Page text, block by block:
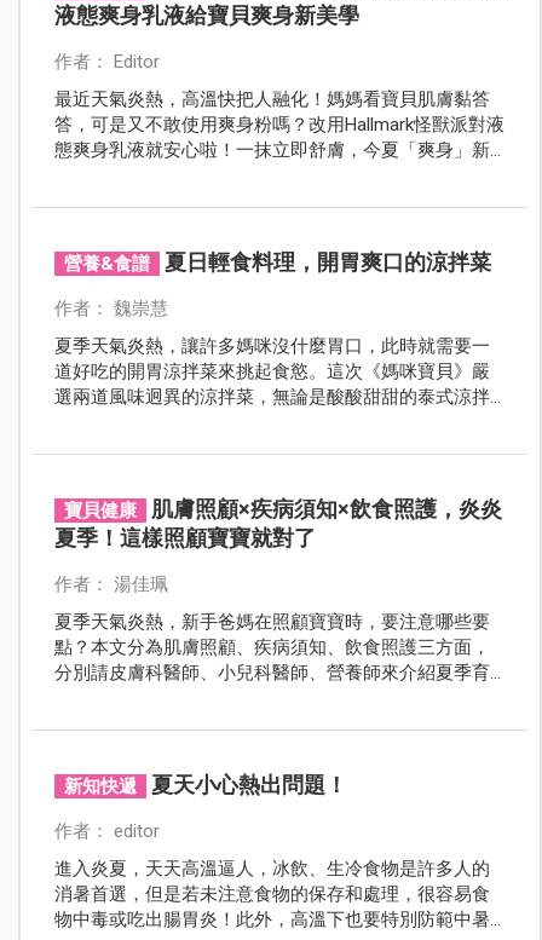
液態爽身乳液給寶貝爽身新美學
作者： Editor
最近天氣炎熱，高溫快把人融化！媽媽看寶貝肌膚黏答
答，可是又不敢使用爽身粉嗎？改用Hallmark怪獸派對液
態爽身乳液就安心啦！一抹立即舒膚，今夏「爽身」新
營養&食譜 夏日輕食料理，開胃爽口的涼拌菜
作者： 魏崇慧
夏季天氣炎熱，讓許多媽咪沒什麼胃口，此時就需要一
道好吃的開胃涼拌菜來挑起食慾。這次《媽咪寶貝》嚴
選兩道風味迥異的涼拌菜，無論是酸酸甜甜的泰式涼拌
寶貝健康
肌膚照顧×疾病須知×飲食照護，炎炎
夏季！這樣照顧寶寶就對了
作者： 湯佳珮
夏季天氣炎熱，新手爸媽在照顧寶寶時，要注意哪些要
點？本文分為肌膚照顧、疾病須知、飲食照護三方面，
分別請皮膚科醫師、小兒科醫師、營養師來介紹夏季育
新知快遞 夏天小心熱出問題！
作者： editor
進入炎夏，天天高溫逼人，冰飲、生冷食物是許多人的
消暑首選，但是若未注意食物的保存和處理，很容易食
物中毒或吃出腸胃炎！此外，高溫下也要特別防範中暑